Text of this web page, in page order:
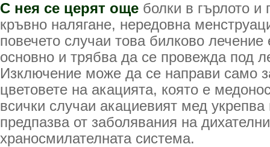
С нея се церят още болки в гърлото и
кръвно налягане, нередовна
повечето случаи това билково лечение
основно и трябва да се провежда под
Изключение може да се направи само
цветовете на акацията, която е
всички случаи акациевият мед
предпазва от заболявания на
храносмилателната система.